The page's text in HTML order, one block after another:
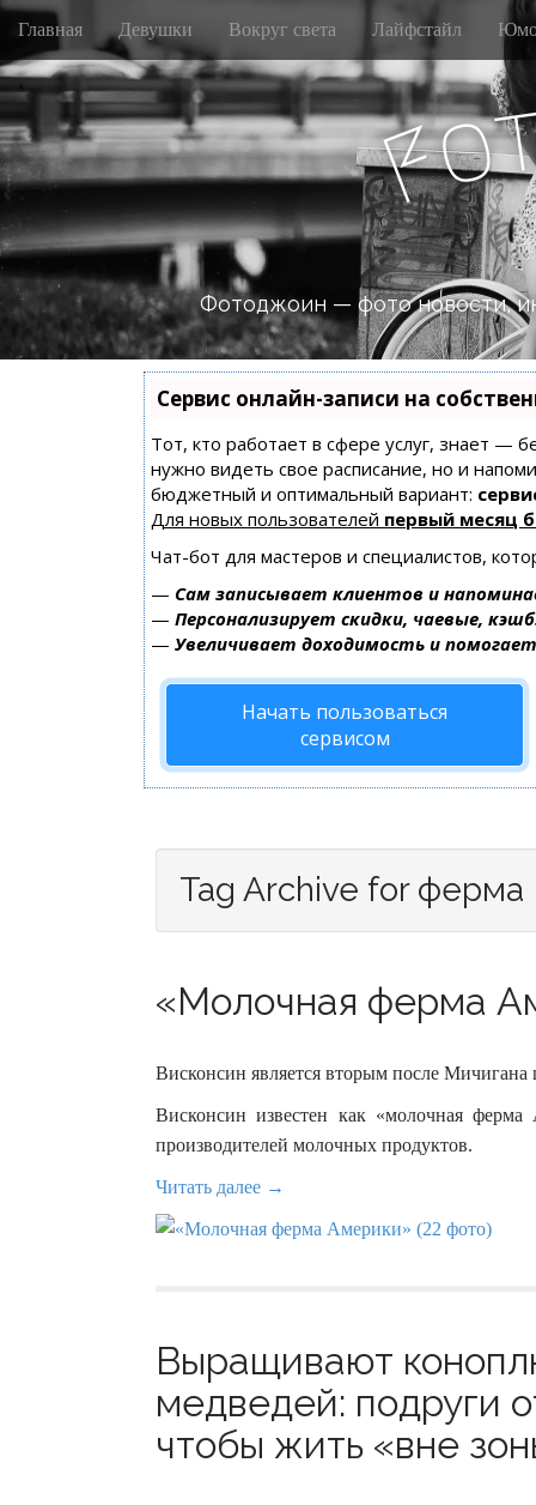
M
i
n
m
e
n
u
S
i
p
t
o
c
o
n
t
e
Главная Девушки Вокруг света Лайфстайл
Fo
Фотоджоин — фото новости,
Сервис онлайн-записи на
Тот, кто работает в сфере услуг, знает —
нужно видеть свое расписание, но и
бюджетный и оптимальный вариант:
Для новых пользователей первый месяц
Чат-бот для мастеров и специалистов,
— Сам записывает клиентов и
— Персонализирует скидки, чаевые,
— Увеличивает доходимость и
Начать пользоваться
сервисом
Tag Archive for ферма
«Молочная ферма
Висконсин является вторым после
Висконсин известен как «молочная
производителей молочных продуктов.
Читать далее →
Выращивают
медведей: подруги
чтобы жить «вне